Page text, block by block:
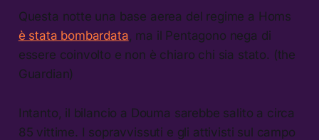
Questa notte una base aerea del regime a Homs
è stata bombardata , ma il Pentagono nega di
essere coinvolto e non è chiaro chi sia stato. (the
Guardian)
Intanto, il bilancio a Douma sarebbe salito a circa
85 vittime. I sopravvissuti e gli attivisti sul campo